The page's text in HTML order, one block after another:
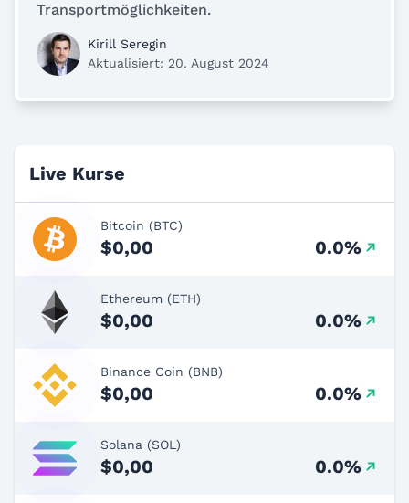
Transportmöglichkeiten.
Kirill Seregin
Aktualisiert: 20. August 2024
Live Kurse
Bitcoin (BTC)
$0,00 0.0%
Ethereum (ETH)
$0,00 0.0%
Binance Coin (BNB)
$0,00 0.0%
Solana (SOL)
$0,00 0.0%